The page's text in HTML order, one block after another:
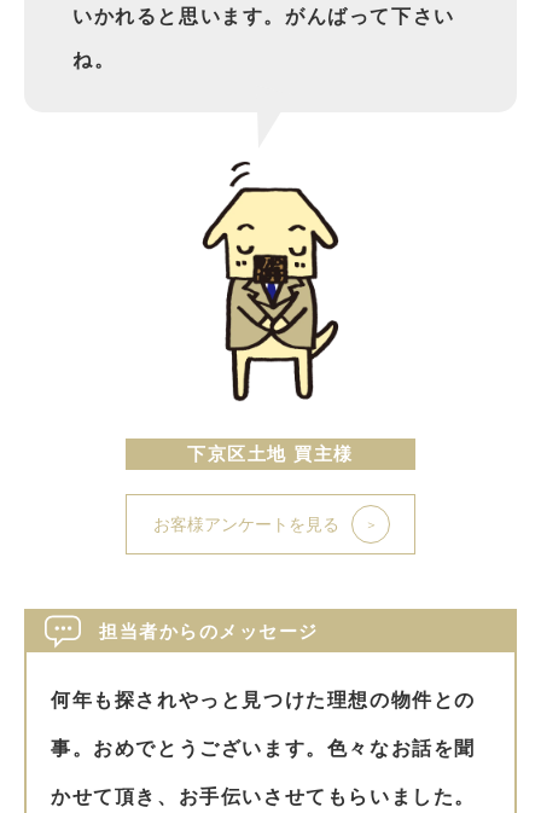
いかれると思います。がんばって下さい
ね。
下京区土地 買主様
お客様アンケートを見る
担当者からのメッセージ
何年も探されやっと見つけた理想の物件との
事。おめでとうございます。色々なお話を聞
かせて頂き、お手伝いさせてもらいました。